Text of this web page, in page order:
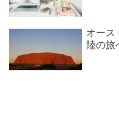
オー
陸の旅